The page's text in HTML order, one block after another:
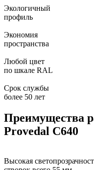
Экологичный
профиль
Экономия
пространства
Любой цвет
по шкале RAL
Срок службы
более 50 лет
Преимущества
Provedal C640
Высокая